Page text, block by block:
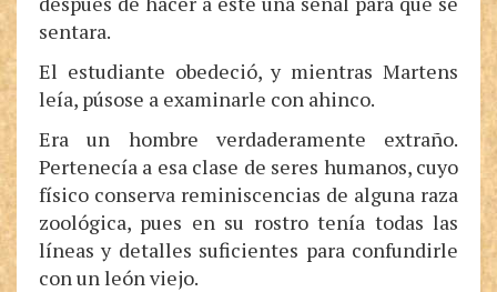
sentara.
El estudiante obedeció, y mientras Martens
leía, púsose a examinarle con ahinco.
Era un hombre verdaderamente extraño.
Pertenecía a esa clase de seres humanos, cuyo
físico conserva reminiscencias de alguna raza
zoológica, pues en su rostro tenía todas las
líneas y detalles suficientes para confundirle
con un león viejo.